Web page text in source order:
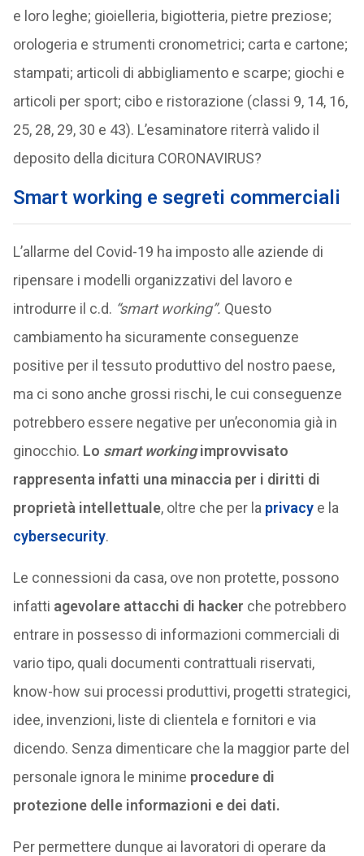
e loro leghe; gioielleria, bigiotteria, pietre preziose;
orologeria e strumenti cronometrici; carta e cartone;
stampati; articoli di abbigliamento e scarpe; giochi e
articoli per sport; cibo e ristorazione (classi 9, 14, 16,
25, 28, 29, 30 e 43). L’esaminatore riterrà valido il
deposito della dicitura CORONAVIRUS?
Smart working e segreti commerciali
L’allarme del Covid-19 ha imposto alle aziende di
ripensare i modelli organizzativi del lavoro e
introdurre il c.d. “smart working”. Questo
cambiamento ha sicuramente conseguenze
positive per il tessuto produttivo del nostro paese,
ma ci sono anche grossi rischi, le cui conseguenze
potrebbero essere negative per un’economia già in
ginocchio. Lo smart workingimprovvisato
rappresenta infatti una minaccia per i diritti di
proprietà intellettuale, oltre che per la privacye la
cybersecurity.
Le connessioni da casa, ove non protette, possono
infatti agevolare attacchi di hacker che potrebbero
entrare in possesso di informazioni commerciali di
vario tipo, quali documenti contrattuali riservati,
know-how sui processi produttivi, progetti strategici,
idee, invenzioni, liste di clientela e fornitori e via
dicendo. Senza dimenticare che la maggior parte del
personale ignora le minime procedure di
protezione delle informazioni e dei dati.
Per permettere dunque ai lavoratori di operare da